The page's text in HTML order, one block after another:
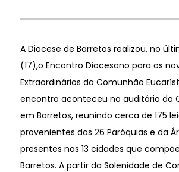
A Diocese de Barretos realizou, no
(17),o Encontro Diocesano para os
Extraordinários da Comunhão
encontro aconteceu no auditório da
em Barretos, reunindo cerca de 175
provenientes das 26 Paróquias e da
presentes nas 13 cidades que
Barretos. A partir da Solenidade de